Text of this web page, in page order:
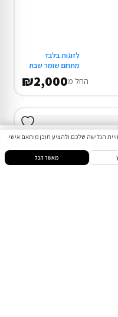
הודעות התחבר
לזוגות בלבד
מתחם שומר שבת
החל מ₪2,000
מאשר הכל